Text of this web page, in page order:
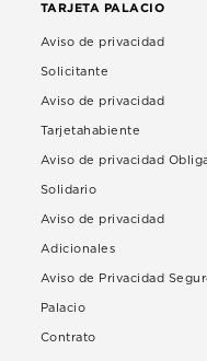
TARJETA PALACIO
Aviso de privacidad
Solicitante
Aviso de privacidad
Tarjetahabiente
Aviso de privacidad
Solidario
Aviso de privacidad
Adicionales
Aviso de Privacidad
Palacio
Contrato